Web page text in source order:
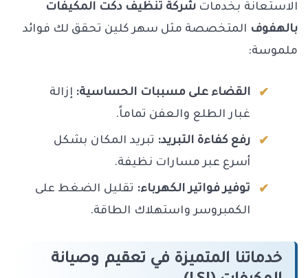
الاستعانة بخدمات شركة تنظيف دكت المكيفات
بالهفوف المتخصصة مثل سهر كلين تحقق لك فوائد
ملموسة:
القضاء على مسببات الحساسية: إزالة
غبار الطلع والعفن تماماً.
رفع كفاءة التبريد: تبريد المكان بشكل
أسرع عبر مسارات نظيفة.
توفير فواتير الكهرباء: تقليل الضغط على
الكمبروسر واستهلاك الطاقة.
خدماتنا المتميزة في تعقيم وصيانة